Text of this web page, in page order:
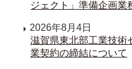
ジェクト」準備企画業
2026年8月4日
滋賀県東北部工業技術
業契約の締結について